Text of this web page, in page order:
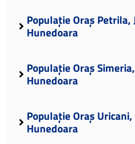
Populație Oraș Petrila,
Hunedoara
Populație Oraș
Hunedoara
Populație Oraș
Hunedoara